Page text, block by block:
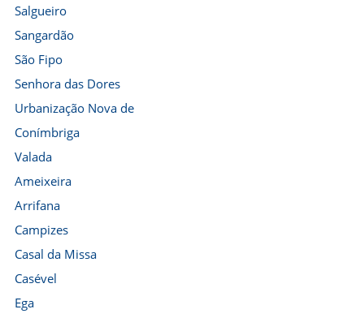
Salgueiro
Sangardão
São Fipo
Senhora das Dores
Urbanização Nova de
Conímbriga
Valada
Ameixeira
Arrifana
Campizes
Casal da Missa
Casével
Ega